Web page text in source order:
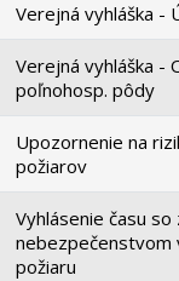
Verejná vyhláška -
Verejná vyhláška -
poľnohosp. pôdy
Upozornenie na
požiarov
Vyhlásenie času so
nebezpečenstvom
požiaru